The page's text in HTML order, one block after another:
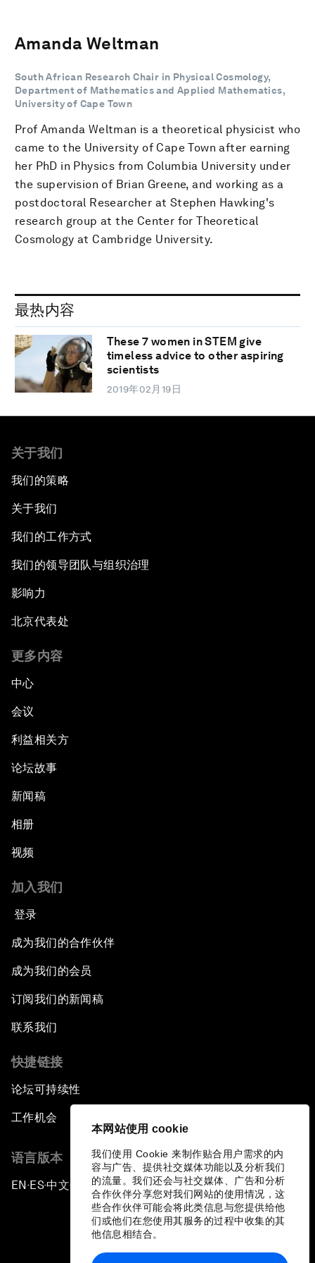
本网站使用 cookie
我们使用 Cookie 来制作贴合用户需求的内
容与广告、提供社交媒体功能以及分析我们
的流量。我们还会与社交媒体、广告和分析
合作伙伴分享您对我们网站的使用情况，这
些合作伙伴可能会将此类信息与您提供给他
们或他们在您使用其服务的过程中收集的其
他信息相结合。
Amanda Weltman
South African Research Chair in Physical Cosmology,
Department of Mathematics and Applied Mathematics,
University of Cape Town
Prof Amanda Weltman is a theoretical physicist who
came to the University of Cape Town after earning
her PhD in Physics from Columbia University under
the supervision of Brian Greene, and working as a
postdoctoral Researcher at Stephen Hawking's
research group at the Center for Theoretical
Cosmology at Cambridge University.
最热内容
These 7 women in STEM give
timeless advice to other aspiring
scientists
2019年02月19日
关于我们
我们的策略
关于我们
我们的工作方式
我们的领导团队与组织治理
影响力
北京代表处
更多内容
中心
会议
利益相关方
论坛故事
新闻稿
相册
视频
加入我们
登录
成为我们的合作伙伴
成为我们的会员
订阅我们的新闻稿
联系我们
快捷链接
论坛可持续性
工作机会
语言版本
EN ▪ ES▪中文▪ 日本語